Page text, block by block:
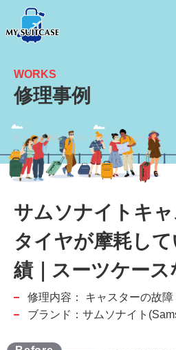
タイヤが摩耗している｜サムソナイトスーツケース修理実績
WORKS
修理事例
サムソナイトキャ
タイヤが摩耗し
績｜スーツケー
修理内容：
キャスターの故障
ブランド：サムソナイト